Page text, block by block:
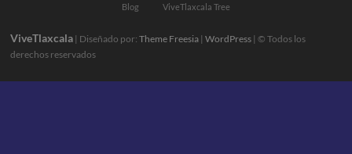
Blog
ViveTlaxcala Tree
ViveTlaxcala | Diseñado por:Theme Freesia |WordPress | © Todos los
derechos reservados